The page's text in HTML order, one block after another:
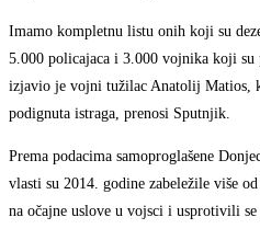
Imamo kompletnu listu onih koji su
5.000 policajaca i 3.000 vojnika koji su
izjavio je vojni tužilac Anatolij Matios,
podignuta istraga, prenosi Sputnjik.
Prema podacima samoproglašene
vlasti su 2014. godine zabeležile više
na očajne uslove u vojsci i usprotivili se